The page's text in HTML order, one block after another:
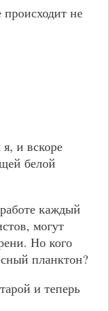
не
и вскоре
белой
каждый
могут
Но кого
планктон?
и теперь